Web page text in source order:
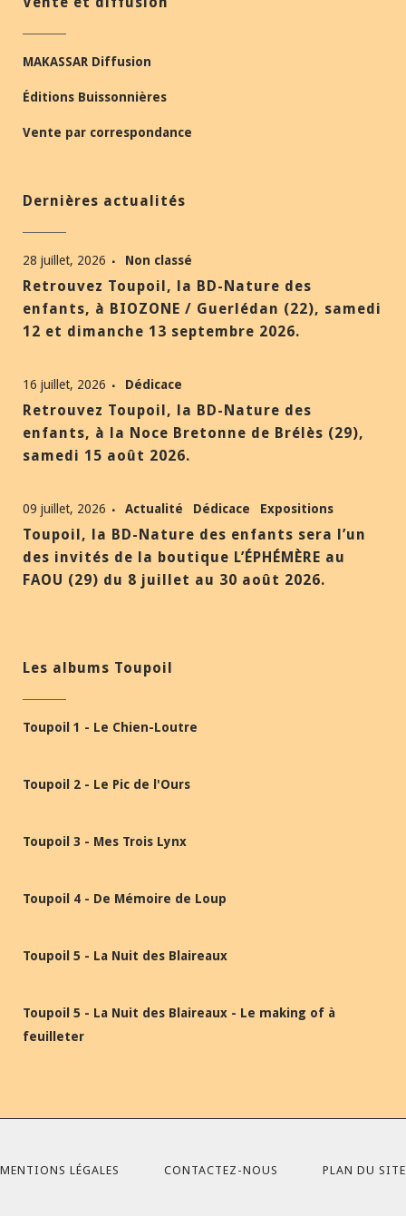
MAKASSAR Diffusion
Éditions Buissonnières
Vente par correspondance
Dernières actualités
28 juillet, 2026 Non classé
Retrouvez Toupoil, la BD-Nature des
enfants, à BIOZONE / Guerlédan (22), samedi
12 et dimanche 13 septembre 2026.
16 juillet, 2026 Dédicace
Retrouvez Toupoil, la BD-Nature des
enfants, à la Noce Bretonne de Brélès (29),
samedi 15 août 2026.
09 juillet, 2026 Actualité Dédicace Expositions
Toupoil, la BD-Nature des enfants sera l’un
des invités de la boutique L’ÉPHÉMÈRE au
FAOU (29) du 8 juillet au 30 août 2026.
Les albums Toupoil
Toupoil 1 - Le Chien-Loutre
Toupoil 2 - Le Pic de l'Ours
Toupoil 3 - Mes Trois Lynx
Toupoil 4 - De Mémoire de Loup
Toupoil 5 - La Nuit des Blaireaux
Toupoil 5 - La Nuit des Blaireaux - Le making of à
feuilleter
MENTIONS LÉGALES CONTACTEZ-NOUS PLAN DU SITE